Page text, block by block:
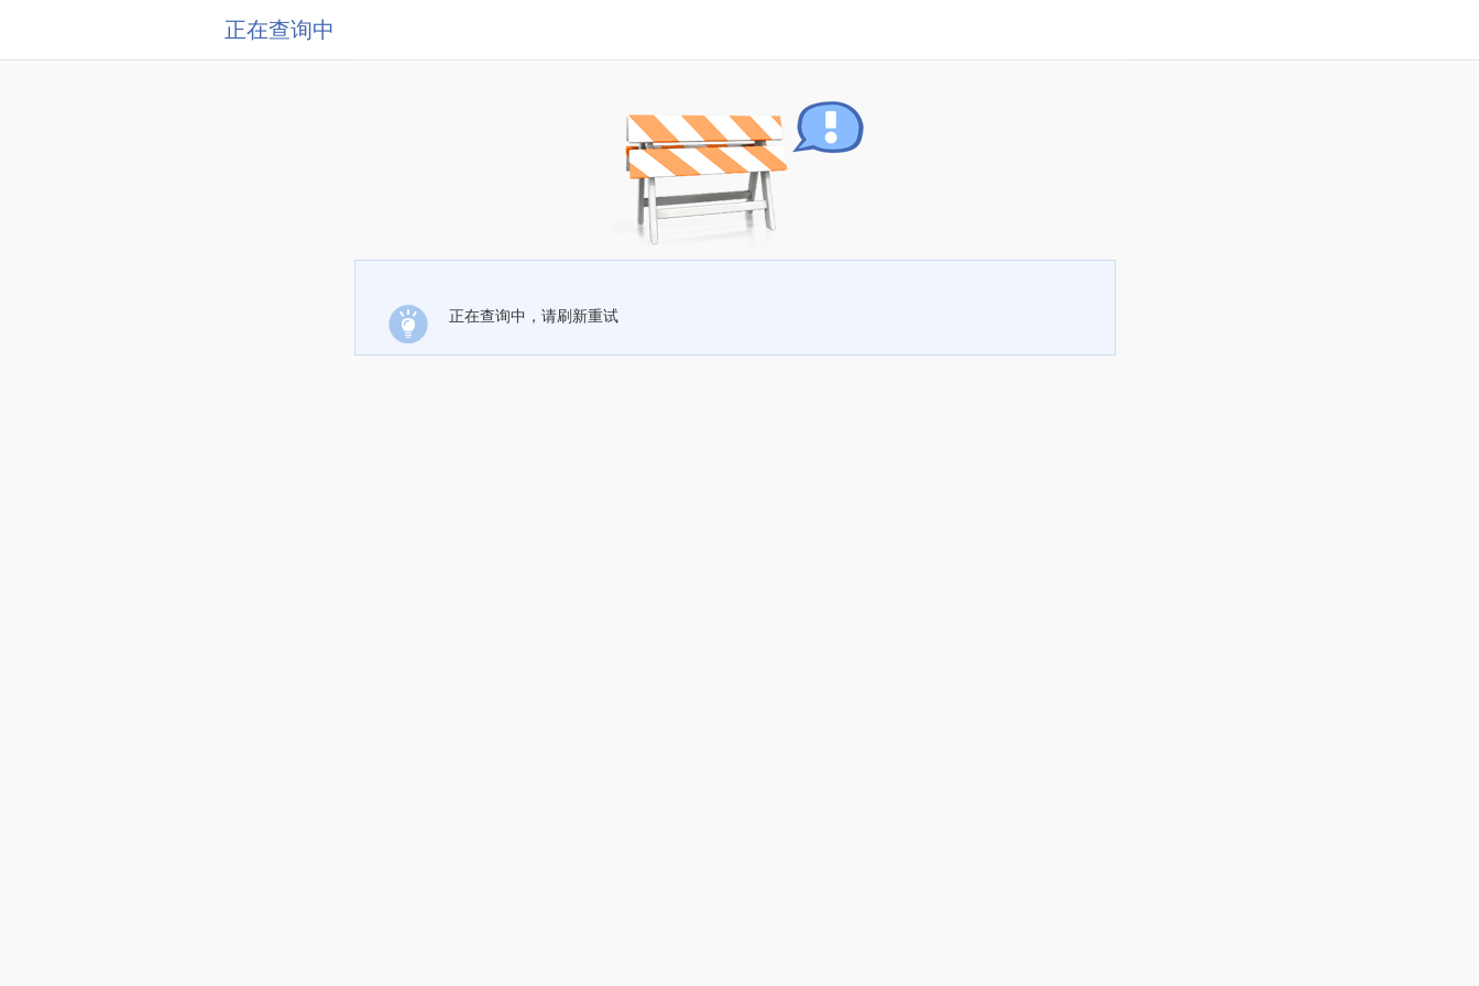
正在查询中
正在查询中，请刷新重试